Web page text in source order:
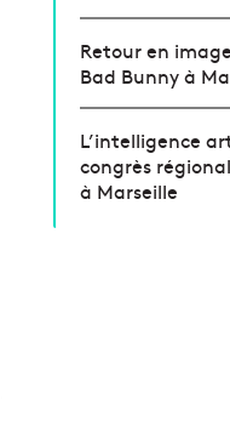
Retour en
Bad Bunny à
L’intelligence
congrès
à Marseille